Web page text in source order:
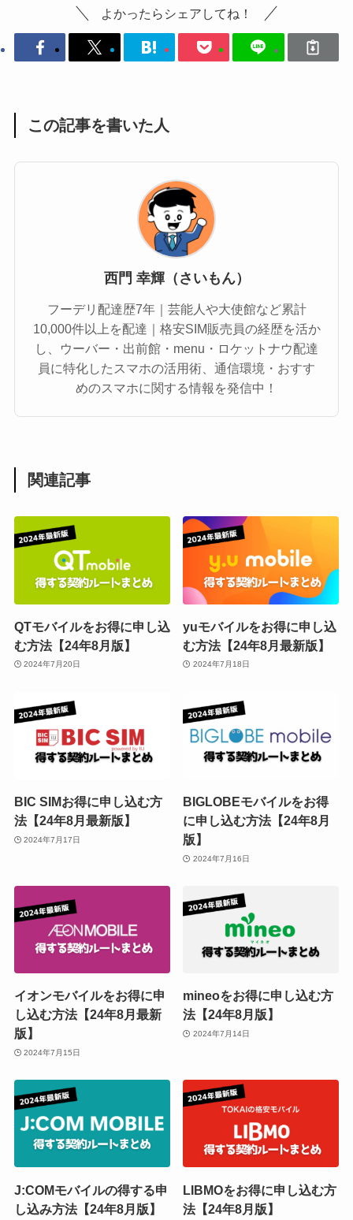
よかったらシェアしてね！
この記事を書いた人
西門 幸輝（さいもん）
フーデリ配達歴7年｜芸能人や大使館など累計
10,000件以上を配達｜格安SIM販売員の経歴を活か
し、ウーバー・出前館・menu・ロケットナウ配達
員に特化したスマホの活用術、通信環境・おすす
めのスマホに関する情報を発信中！
関連記事
QTモバイルをお得に申し込
む方法【24年8月版】
2024年7月20日
yuモバイルをお得に申し込
む方法【24年8月最新版】
2024年7月18日
BIC SIMお得に申し込む方
法【24年8月最新版】
2024年7月17日
BIGLOBEモバイルをお得
に申し込む方法【24年8月
版】
2024年7月16日
イオンモバイルをお得に申
し込む方法【24年8月最新
版】
2024年7月15日
mineoをお得に申し込む方
法【24年8月版】
2024年7月14日
J:COMモバイルの得する申
し込み方法【24年8月版】
LIBMOをお得に申し込む方
法【24年8月版】